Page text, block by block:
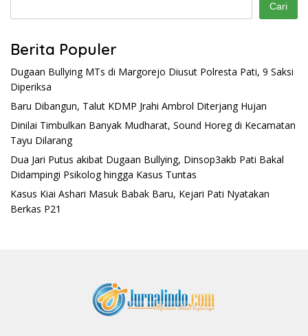
Cari
Berita Populer
Dugaan Bullying MTs di Margorejo Diusut Polresta Pati, 9 Saksi
Diperiksa
Baru Dibangun, Talut KDMP Jrahi Ambrol Diterjang Hujan
Dinilai Timbulkan Banyak Mudharat, Sound Horeg di Kecamatan
Tayu Dilarang
Dua Jari Putus akibat Dugaan Bullying, Dinsop3akb Pati Bakal
Didampingi Psikolog hingga Kasus Tuntas
Kasus Kiai Ashari Masuk Babak Baru, Kejari Pati Nyatakan
Berkas P21